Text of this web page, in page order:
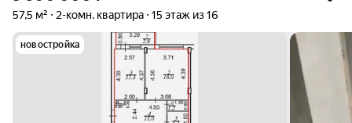
57,5 м² 2-комн. квартира 15 этаж из 16
новостройка